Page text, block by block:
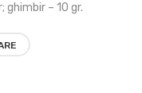
wishlist
ghimbir – 10 gr.